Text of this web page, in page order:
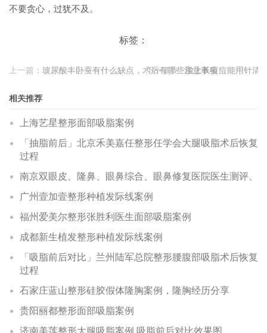
不要贪心，过犹不及。
标签：
上一篇： 玻尿酸丰卧蚕有什么缺点，术后有哪些注意事项
下一篇： 脸上长痘痘能用针清
相关推荐
上海艺星整形面部吸脂案例
「抽脂前后」北京禾美嘉任整形任学会大腿吸脂术后恢复
过程
南京双眼皮、隆鼻、眼鼻综合、眼鼻修复医院医生测评、
广州壹加壹整形种植发际线案例
福州爱美尔整形张胜利医生面部吸脂案例
成都新生植发整形种植发际线案例
「吸脂前后对比」兰州陆军总院整形腰腹部吸脂术后恢复
过程
石家庄蓝山整形硅胶假体隆胸案例，隆胸经历分享
贵阳丽都整形面部吸脂案例
济南美莲整形大腿吸脂案例 吸脂前后对比效果图